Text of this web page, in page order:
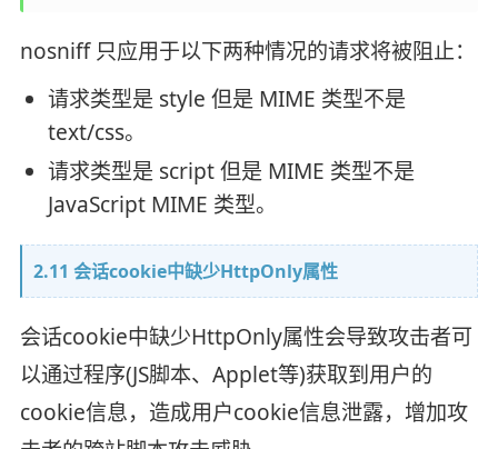
nosniff 只应用于以下两种情况的请求将被阻止：
请求类型是 style 但是 MIME 类型不是
text/css。
请求类型是 script 但是 MIME 类型不是
JavaScript MIME 类型。
2.11 会话cookie中缺少HttpOnly属性
会话cookie中缺少HttpOnly属性会导致攻击者可
以通过程序(JS脚本、Applet等)获取到用户的
cookie信息，造成用户cookie信息泄露，增加攻